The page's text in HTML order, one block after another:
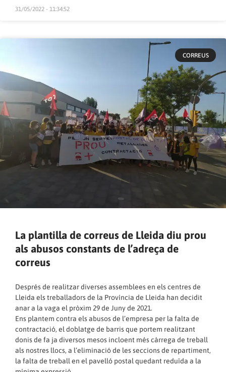
31/05/2022 - 11:34:52
CORREUS
La plantilla de correus de Lleida diu prou
als abusos constants de l’adreça de
correus
Després de realitzar diverses assemblees en els centres de
Lleida els treballadors de la Província de Lleida han decidit
anar a la vaga el pròxim 29 de Juny de 2021.
Ens plantem contra els abusos de l’empresa per la falta de
contractació, el doblatge de barris que portem realitzant
donis de fa ja diversos mesos incloent més càrrega de treball
als nostres llocs, a l’eliminació de les seccions de repartiment,
la falta de treball en el pavelló postal quedant reduïda a la